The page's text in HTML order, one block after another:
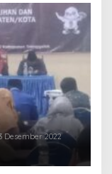
Desember 2022